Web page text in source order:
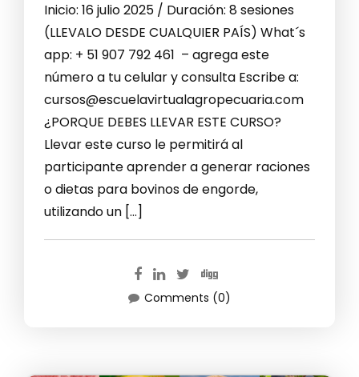
Inicio: 16 julio 2025 / Duración: 8 sesiones
(LLEVALO DESDE CUALQUIER PAÍS) What´s
app: + 51 907 792 461 – agrega este
número a tu celular y consulta Escribe a:
cursos@escuelavirtualagropecuaria.com
¿PORQUE DEBES LLEVAR ESTE CURSO?
Llevar este curso le permitirá al
participante aprender a generar raciones
o dietas para bovinos de engorde,
utilizando un […]
Comments (0)